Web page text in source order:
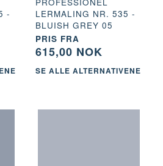
-
LERMALING NR. 535 -
BLUISH GREY 05
PRIS FRA
615,00 NOK
SE ALLE ALTERNATIVENE